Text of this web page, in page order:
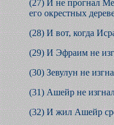
(27) И не прогнал
его окрестных
(28) И вот, когда
(29) И Эфраим не
(30) Зевулун не
(31) Ашейр не
(32) И жил Ашейр